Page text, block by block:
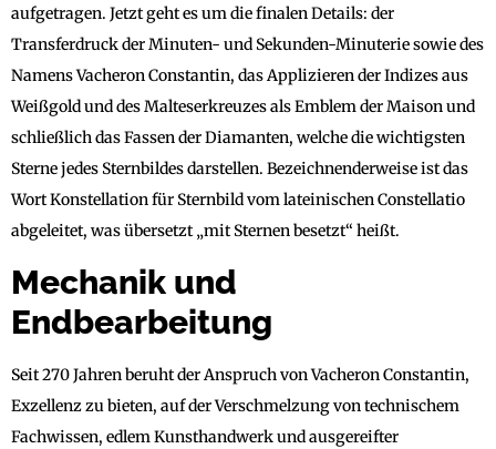
aufgetragen. Jetzt geht es um die finalen Details: der
Transferdruck der Minuten- und Sekunden-Minuterie sowie des
Namens Vacheron Constantin, das Applizieren der Indizes aus
Weißgold und des Malteserkreuzes als Emblem der Maison und
schließlich das Fassen der Diamanten, welche die wichtigsten
Sterne jedes Sternbildes darstellen. Bezeichnenderweise ist das
Wort Konstellation für Sternbild vom lateinischen Constellatio
abgeleitet, was übersetzt „mit Sternen besetzt“ heißt.
Mechanik und
Endbearbeitung
Seit 270 Jahren beruht der Anspruch von Vacheron Constantin,
Exzellenz zu bieten, auf der Verschmelzung von technischem
Fachwissen, edlem Kunsthandwerk und ausgereifter